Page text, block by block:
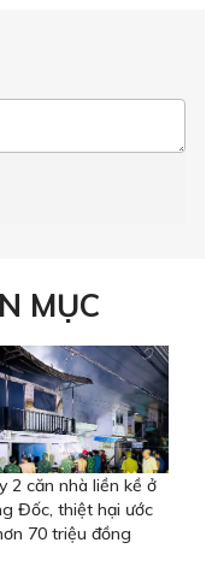
MỤC
2 căn nhà liền kề ở
Đốc, thiệt hại ước
70 triệu đồng